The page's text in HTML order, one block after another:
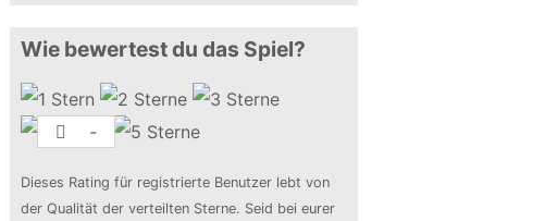
Wie bewertest du das Spiel?
-
Dieses Rating für registrierte Benutzer lebt von
der Qualität der verteilten Sterne. Seid bei eurer